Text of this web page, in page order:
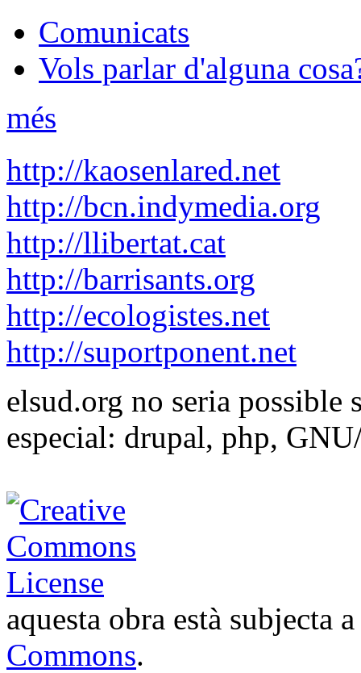
Comunicats
Vols parlar d'alguna
més
http://kaosenlared.net
http://bcn.indymedia.org
http://llibertat.cat
http://barrisants.org
http://ecologistes.net
http://suportponent.net
elsud.org no seria possible
especial: drupal, php,
aquesta obra està subjecta
Commons.